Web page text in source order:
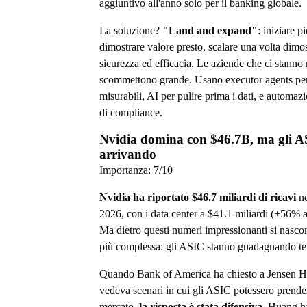
aggiuntivo all'anno solo per il banking globale.
La soluzione? "Land and expand": iniziare
dimostrare valore presto, scalare una volta
sicurezza ed efficacia. Le aziende che ci stanno
scommettono grande. Usano executor agents
misurabili, AI per pulire prima i dati, e
di compliance.
Nvidia domina con $46.7B, ma gli
arrivando
Importanza: 7/10
Nvidia ha riportato $46.7 miliardi di ricavi
2026, con i data center a $41.1 miliardi (+56%
Ma dietro questi numeri impressionanti si
più complessa: gli ASIC stanno guadagnando
Quando Bank of America ha chiesto a Jensen
vedeva scenari in cui gli ASIC potessero